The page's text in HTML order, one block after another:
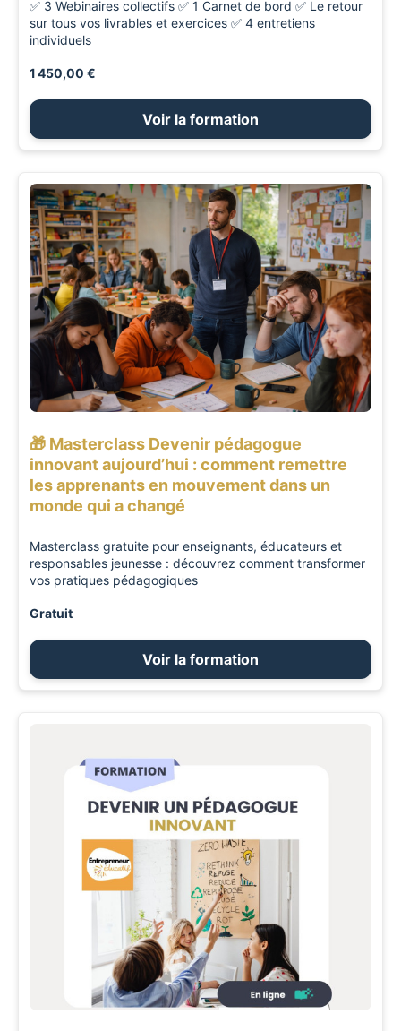
✅ 3 Webinaires collectifs ✅ 1 Carnet de bord ✅ Le retour
sur tous vos livrables et exercices ✅ 4 entretiens
individuels
1 450,00 €
Voir la formation
🎁 Masterclass Devenir pédagogue
innovant aujourd’hui : comment remettre
les apprenants en mouvement dans un
monde qui a changé
Masterclass gratuite pour enseignants, éducateurs et
responsables jeunesse : découvrez comment transformer
vos pratiques pédagogiques
Gratuit
Voir la formation